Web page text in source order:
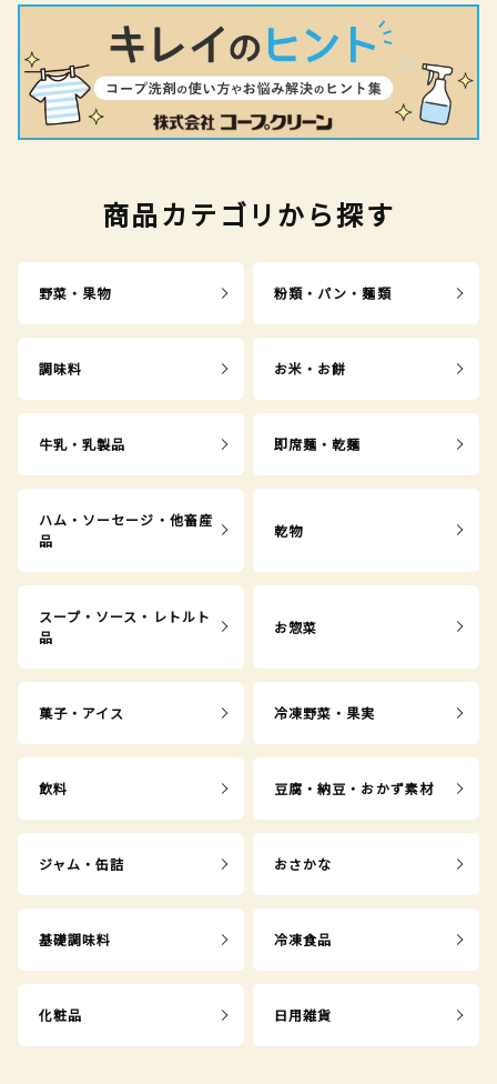
商品カテゴリから探す
野菜・果物 粉類・パン・麺類
調味料 お米・お餅
牛乳・乳製品 即席麺・乾麺
ハム・ソーセージ・他畜産
品
乾物
スープ・ソース・レトルト
品
お惣菜
菓子・アイス 冷凍野菜・果実
飲料 豆腐・納豆・おかず素材
ジャム・缶詰 おさかな
基礎調味料 冷凍食品
化粧品 日用雑貨